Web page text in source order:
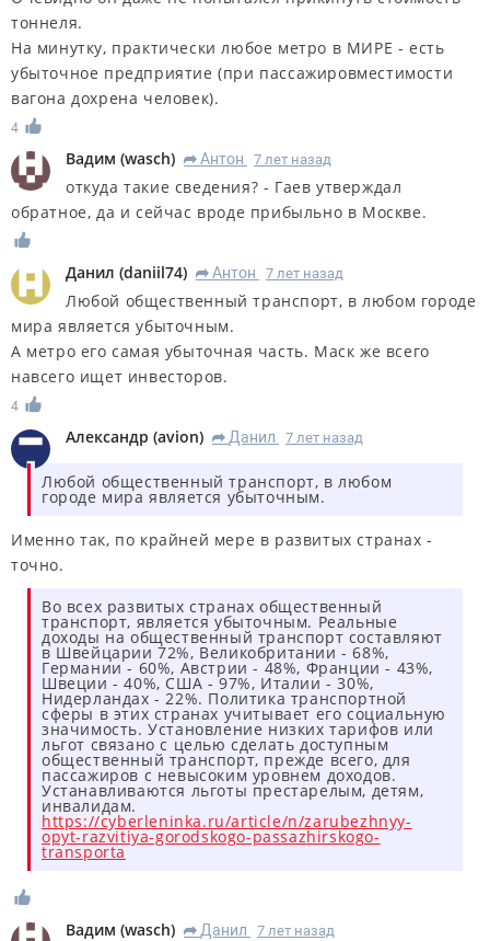
тоннеля.
На минутку, практически любое метро в МИРЕ - есть
убыточное предприятие (при пассажировместимости
вагона дохрена человек).
4
Вадим (wasch) R Антон 7 лет назад
откуда такие сведения? - Гаев утверждал
обратное, да и сейчас вроде прибыльно в Москве.
Данил (daniil74) R Антон 7 лет назад
Любой общественный транспорт, в любом городе
мира является убыточным.
А метро его самая убыточная часть. Маск же всего
навсего ищет инвесторов.
4
Александр (avion) R Данил 7 лет назад
Любой общественный транспорт, в любом
городе мира является убыточным.
Именно так, по крайней мере в развитых странах -
точно.
Во всех развитых странах общественный
транспорт, является убыточным. Реальные
доходы на общественный транспорт составляют
в Швейцарии 72%, Великобритании - 68%,
Германии - 60%, Австрии - 48%, Франции - 43%,
Швеции - 40%, США - 97%, Италии - 30%,
Нидерландах - 22%. Политика транспортной
сферы в этих странах учитывает его социальную
значимость. Установление низких тарифов или
льгот связано с целью сделать доступным
общественный транспорт, прежде всего, для
пассажиров с невысоким уровнем доходов.
Устанавливаются льготы престарелым, детям,
инвалидам.
https://cyberleninka.ru/article/n/zarubezhnyy-
opyt-razvitiya-gorodskogo-passazhirskogo-
transporta
Вадим (wasch) R Данил 7 лет назад